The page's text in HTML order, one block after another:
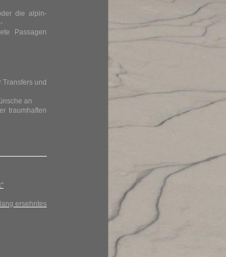
die alpin-
Passagen
und
an
traumhaften
ersehntes